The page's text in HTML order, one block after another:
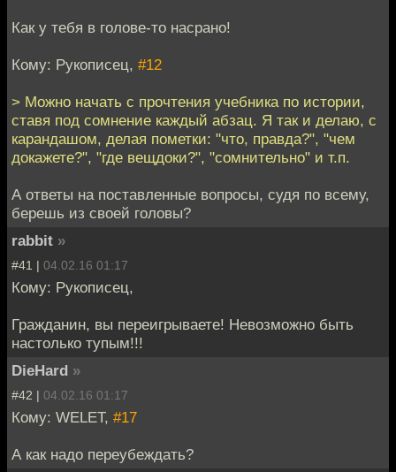
Как у тебя в голове-то насрано!
Кому: Рукописец, #12
> Можно начать с прочтения учебника по истории,
ставя под сомнение каждый абзац. Я так и делаю, с
карандашом, делая пометки: "что, правда?", "чем
докажете?", "где вещдоки?", "сомнительно" и т.п.
А ответы на поставленные вопросы, судя по всему,
берешь из своей головы?
rabbit »
#41 | 04.02.16 01:17
Кому: Рукописец,
Гражданин, вы переигрываете! Невозможно быть
настолько тупым!!!
DieHard »
#42 | 04.02.16 01:17
Кому: WELET, #17
А как надо переубеждать?